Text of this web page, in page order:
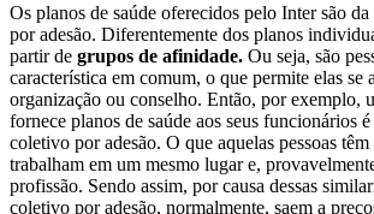
Os planos de saúde oferecidos pelo Inter são
por adesão. Diferentemente dos planos
partir de grupos de afinidade. Ou seja, são
característica em comum, o que permite elas se
organização ou conselho. Então, por exemplo,
fornece planos de saúde aos seus funcionários
coletivo por adesão. O que aquelas pessoas
trabalham em um mesmo lugar e,
profissão. Sendo assim, por causa dessas
coletivo por adesão, normalmente, saem a